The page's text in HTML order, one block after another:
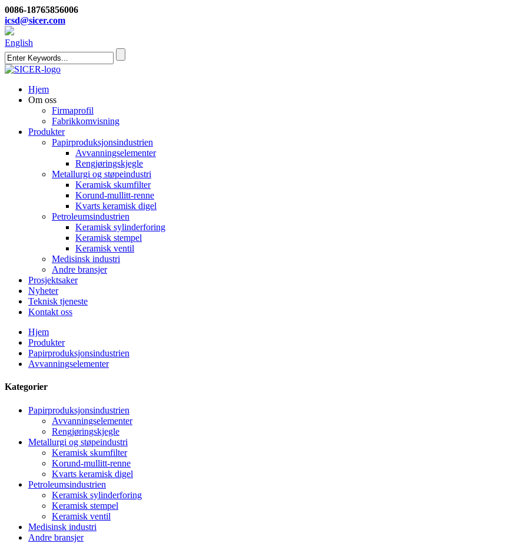
0086-18765856006
icsd@sicer.com
English
Hjem
Om oss
Firmaprofil
Fabrikkomvisning
Produkter
Papirproduksjonsindustrien
Avvanningselementer
Rengjøringskjegle
Metallurgi og støpeindustri
Keramisk skumfilter
Korund-mullitt-renne
Kvarts keramisk digel
Petroleumsindustrien
Keramisk sylinderforing
Keramisk stempel
Keramisk ventil
Medisinsk industri
Andre bransjer
Prosjektsaker
Nyheter
Teknisk tjeneste
Kontakt oss
Hjem
Produkter
Papirproduksjonsindustrien
Avvanningselementer
Kategorier
Papirproduksjonsindustrien
Avvanningselementer
Rengjøringskjegle
Metallurgi og støpeindustri
Keramisk skumfilter
Korund-mullitt-renne
Kvarts keramisk digel
Petroleumsindustrien
Keramisk sylinderforing
Keramisk stempel
Keramisk ventil
Medisinsk industri
Andre bransjer